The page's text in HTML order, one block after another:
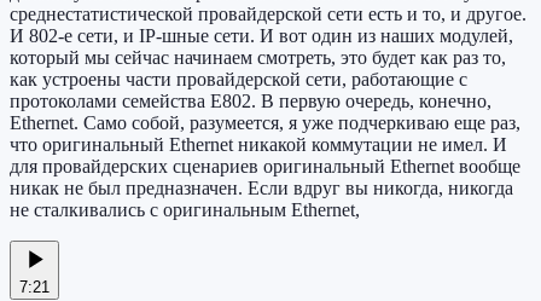
среднестатистической провайдерской сети есть и то, и другое.
И 802-е сети, и IP-шные сети. И вот один из наших модулей,
который мы сейчас начинаем смотреть, это будет как раз то,
как устроены части провайдерской сети, работающие с
протоколами семейства E802. В первую очередь, конечно,
Ethernet. Само собой, разумеется, я уже подчеркиваю еще раз,
что оригинальный Ethernet никакой коммутации не имел. И
для провайдерских сценариев оригинальный Ethernet вообще
никак не был предназначен. Если вдруг вы никогда, никогда
не сталкивались с оригинальным Ethernet,
7:21